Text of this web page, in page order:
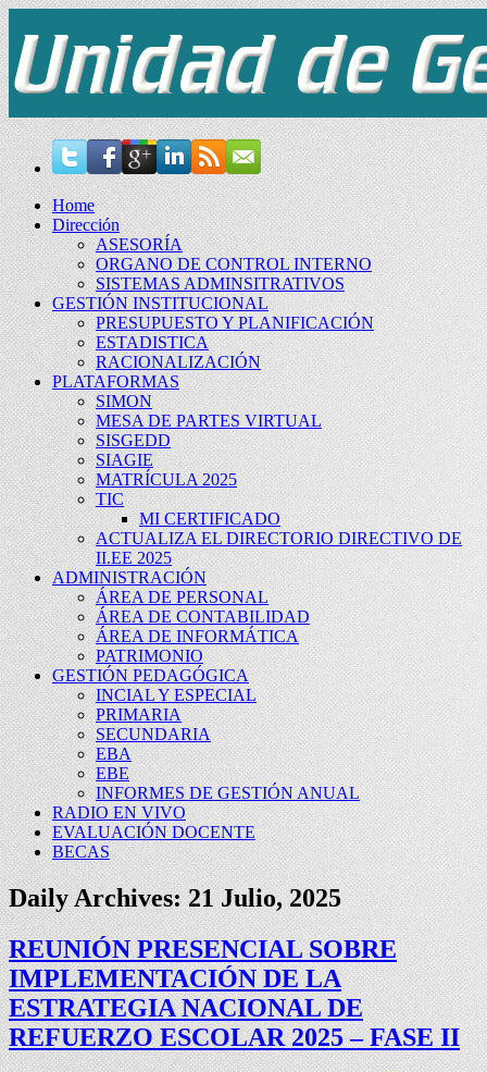
Home
Dirección
ASESORÍA
ORGANO DE CONTROL INTERNO
SISTEMAS ADMINSITRATIVOS
GESTIÓN INSTITUCIONAL
PRESUPUESTO Y PLANIFICACIÓN
ESTADISTICA
RACIONALIZACIÓN
PLATAFORMAS
SIMON
MESA DE PARTES VIRTUAL
SISGEDD
SIAGIE
MATRÍCULA 2025
TIC
MI CERTIFICADO
ACTUALIZA EL DIRECTORIO DIRECTIVO DE
II.EE 2025
ADMINISTRACIÓN
ÁREA DE PERSONAL
ÁREA DE CONTABILIDAD
ÁREA DE INFORMÁTICA
PATRIMONIO
GESTIÓN PEDAGÓGICA
INCIAL Y ESPECIAL
PRIMARIA
SECUNDARIA
EBA
EBE
INFORMES DE GESTIÓN ANUAL
RADIO EN VIVO
EVALUACIÓN DOCENTE
BECAS
Daily Archives:21 Julio, 2025
REUNIÓN PRESENCIAL SOBRE
IMPLEMENTACIÓN DE LA
ESTRATEGIA NACIONAL DE
REFUERZO ESCOLAR 2025 – FASE II